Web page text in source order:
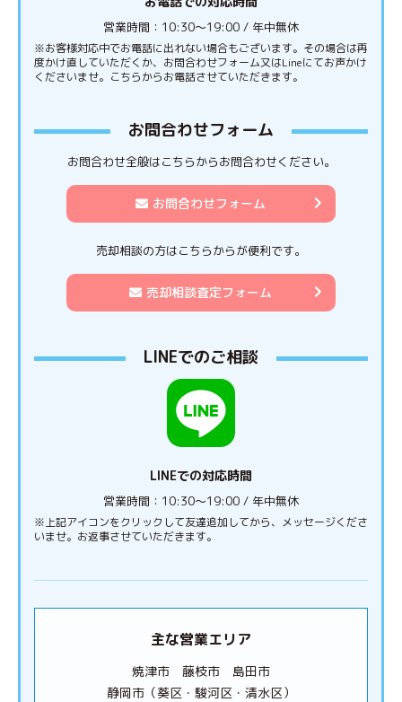
営業時間：10:30〜19:00 / 年中無休
※お客様対応中でお電話に出れない場合もございます。その場合は再
度かけ直していただくか、お問合わせフォーム又はLineにてお声かけ
くださいませ。こちらからお電話させていただきます。
お問合わせフォーム
お問合わせ全般はこちらからお問合わせください。
お問合わせフォーム
売却相談の方はこちらからが便利です。
売却相談査定フォーム
LINEでのご相談
LINEでの対応時間
営業時間：10:30〜19:00 / 年中無休
※上記アイコンをクリックして友達追加してから、メッセージくださ
いませ。お返事させていただきます。
主な営業エリア
焼津市 藤枝市 島田市
静岡市（葵区・駿河区・清水区）